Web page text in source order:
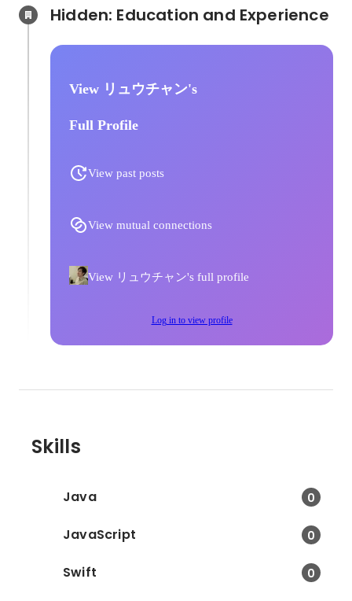
View リュウチャン's
Full Profile
View past posts
View mutual connections
View リュウチャン's full profile
Log in to view profile
Skills
Java 0
JavaScript 0
Swift 0